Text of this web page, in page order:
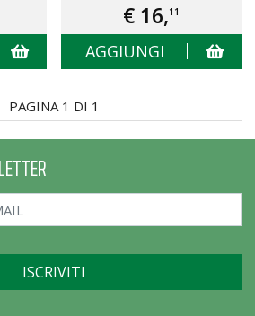
€ 16,11
AGGIUNGI
PAGINA 1 DI 1